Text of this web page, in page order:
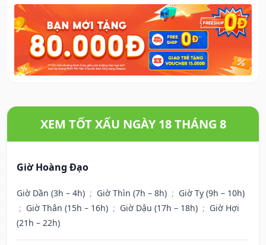
XEM TỐT XẤU NGÀY 18 THÁNG 8
Giờ Hoàng Đạo
Giờ Dần (3h – 4h) ; Giờ Thìn (7h – 8h) ; Giờ Tỵ (9h – 10h)
; Giờ Thân (15h – 16h) ; Giờ Dậu (17h – 18h) ; Giờ Hợi
(21h – 22h)